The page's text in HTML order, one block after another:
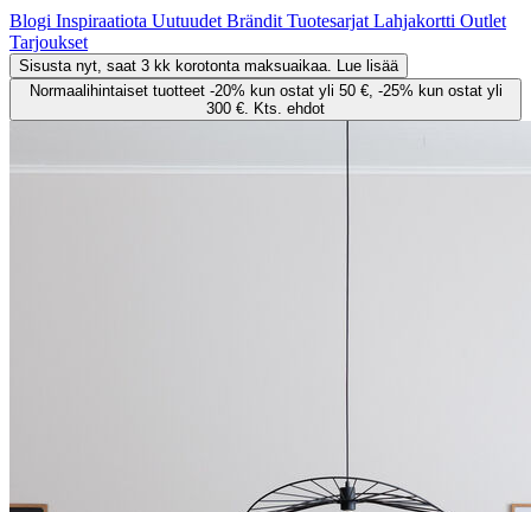
Blogi Inspiraatiota Uutuudet Brändit Tuotesarjat Lahjakortti Outlet
Tarjoukset
Sisusta nyt, saat 3 kk korotonta maksuaikaa. Lue lisää
Normaalihintaiset tuotteet -20% kun ostat yli 50 €, -25% kun ostat yli
300 €. Kts. ehdot